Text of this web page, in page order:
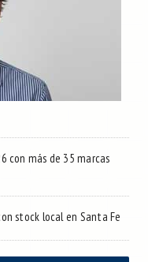
con más de 35 marcas
stock local en Santa Fe